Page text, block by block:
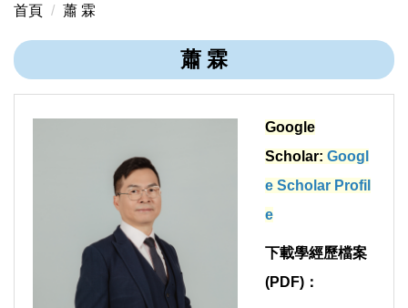
首頁 蕭 霖
蕭 霖
Google
Scholar: Googl
e Scholar Profil
e
下載學經歷檔案
(PDF)：